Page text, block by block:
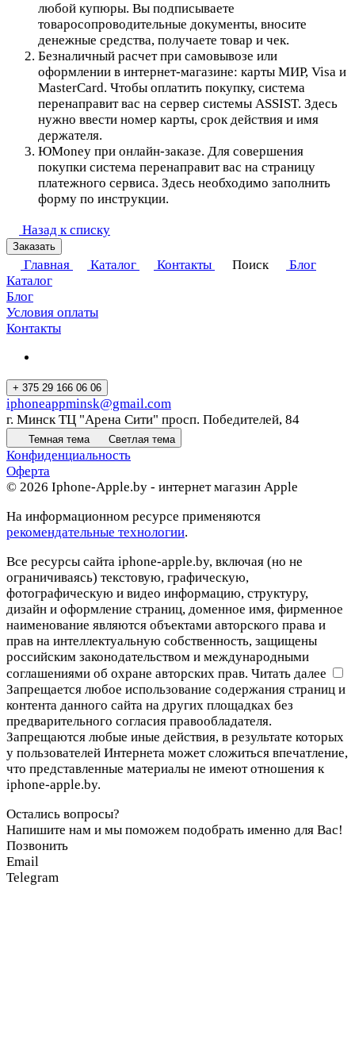
любой купюры. Вы подписываете
товаросопроводительные документы, вносите
денежные средства, получаете товар и чек.
Безналичный расчет при самовывозе или
оформлении в интернет-магазине: карты МИР, Visa и
MasterCard. Чтобы оплатить покупку, система
перенаправит вас на сервер системы ASSIST. Здесь
нужно ввести номер карты, срок действия и имя
держателя.
ЮMoney при онлайн-заказе. Для совершения
покупки система перенаправит вас на страницу
платежного сервиса. Здесь необходимо заполнить
форму по инструкции.
Назад к списку
Заказать
Главная Каталог Контакты Поиск
Блог
Каталог
Блог
Условия оплаты
Контакты
+ 375 29 166 06 06
iphoneappminsk@gmail.com
г. Минск ТЦ "Арена Сити" просп. Победителей, 84
Темная тема Светлая тема
Конфиденциальность
Оферта
© 2026 Iphone-Apple.by - интернет магазин Apple
На информационном ресурсе применяются
рекомендательные технологии.
Все ресурсы сайта iphone-apple.by, включая (но не
ограничиваясь) текстовую, графическую,
фотографическую и видео информацию, структуру,
дизайн и оформление страниц, доменное имя, фирменное
наименование являются объектами авторского права и
прав на интеллектуальную собственность, защищены
российским законодательством и международными
соглашениями об охране авторских прав. Читать далее
Запрещается любое использование содержания страниц и
контента данного сайта на других площадках без
предварительного согласия правообладателя.
Запрещаются любые иные действия, в результате которых
у пользователей Интернета может сложиться впечатление,
что представленные материалы не имеют отношения к
iphone-apple.by.
Остались вопросы?
Напишите нам и мы поможем подобрать именно для Вас!
Позвонить
Email
Telegram